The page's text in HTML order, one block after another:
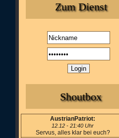
Zum Dienst
Shoutbox
AustrianPatriot:
12.12 - 21:40 Uhr
Servus, alles klar bei euch?